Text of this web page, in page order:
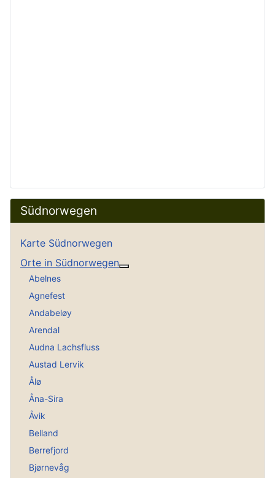
Südnorwegen
Karte Südnorwegen
Orte in Südnorwegen
Abelnes
Agnefest
Andabeløy
Arendal
Audna Lachsfluss
Austad Lervik
Ålø
Åna-Sira
Åvik
Belland
Berrefjord
Bjørnevåg